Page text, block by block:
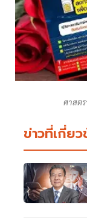
ศาสต
ข่าวที่เกี่ย